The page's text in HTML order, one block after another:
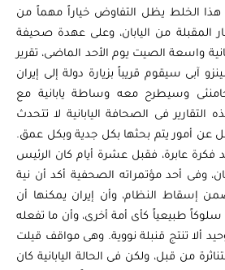
الخلط يظل التفاوض خياراً مهماً من
المقبلة من اليابان، وعلى عهدة صحيفة
واسعة الصيت يوم الأحد الماضى، تقرير
آبى سيقوم قريباً بزيارة دولة إلى إيران
وسيطرح معه وساطة يابانية مع
التقارير فى الصحافة اليابانية لا تتحدث
عن أمور يتم بحثها بكل جدية وبكل عمق.
فكرة عابرة، فقبل عشرة أيام كان الرئيس
وفى أحد مؤتمراته الصحفية أكد أن نية
إسقاط النظام، وأن إيران يمكنها أن
طبيعياً كأى أمة أخرى، وأن ما تفعله
ألا تنتج قنبلة نووية. وهى مواقف قيلت
من قبل، ولكن فى الحالة اليابانية كان